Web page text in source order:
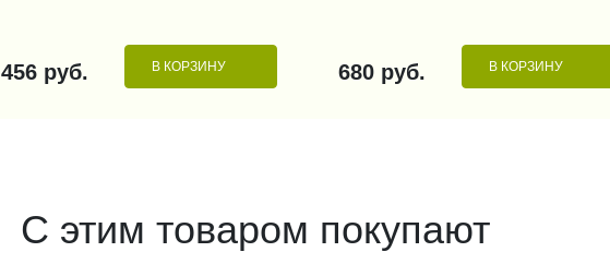
456 руб. В КОРЗИНУ 680 руб. В КОРЗИНУ
С этим товаром покупают